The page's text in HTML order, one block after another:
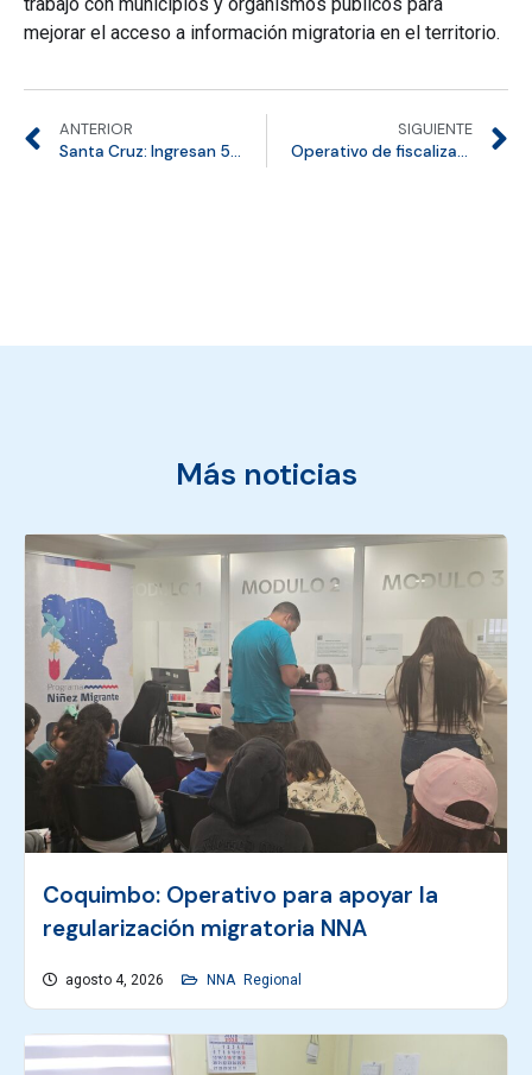
mejorar el acceso a información migratoria en el territorio.
ANTERIOR
Santa Cruz: Ingresan 50 solicitudes de residencia temporal
SIGUIENTE
Operativo de fiscalización en Valparaíso terminó con 22 denunciados y 2 con orden de expulsión
Más noticias
Coquimbo: Operativo para apoyar la
regularización migratoria NNA
agosto 4, 2026 NNA Regional